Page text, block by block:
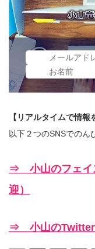
【リアルタイムで情報
以下２つのSNSでのん
⇒ 小山のフェイ
迎）
⇒ 小山の